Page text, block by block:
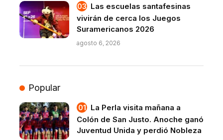
Las escuelas santafesinas
vivirán de cerca los Juegos
Suramericanos 2026
agosto 6, 2026
Popular
La Perla visita mañana a
Colón de San Justo. Anoche ganó
Juventud Unida y perdió Nobleza